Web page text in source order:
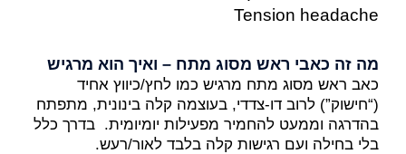
Tension headache
מה זה כאבי ראש מסוג מתח – ואיך הוא מרגיש
כאב ראש מסוג מתח מרגיש כמו לחץ/כיווץ אחיד
(“חישוק”) לרוב דו-צדדי, בעוצמה קלה בינונית, מתפתח
בהדרגה וממעט להחמיר מפעילות יומיומית. בדרך כלל
בלי בחילה ועם רגישות קלה בלבד לאור/רעש.